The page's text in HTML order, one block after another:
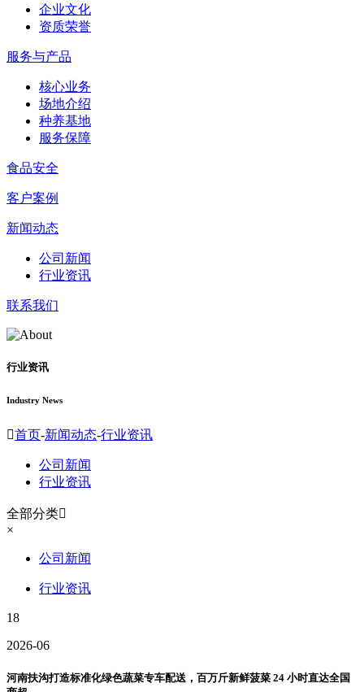
企业文化
资质荣誉
服务与产品
核心业务
场地介绍
种养基地
服务保障
食品安全
客户案例
新闻动态
公司新闻
行业资讯
联系我们
行业资讯
Industry News
首页-新闻动态-行业资讯
公司新闻
行业资讯
全部分类
×
公司新闻
行业资讯
18
2026-06
河南扶沟打造标准化绿色蔬菜专车配送，百万斤新鲜菠菜 24 小时直达全国